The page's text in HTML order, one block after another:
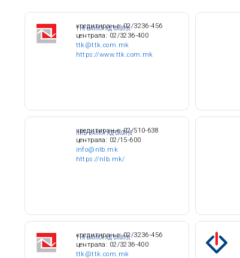
TTK БАНКА АД СКОПЈЕ
кредитирање: 02/3236-456
централа: 02/3236-400
ttk@ttk.com.mk
https://www.ttk.com.mk
НЛБ БАНКА АД СКОПЈЕ
кредитирање: 02/510-638
централа: 02/15-600
info@nlb.mk
https://nlb.mk/
TTK БАНКА АД СКОПЈЕ
кредитирање: 02/3236-456
централа: 02/3236-400
ttk@ttk.com.mk